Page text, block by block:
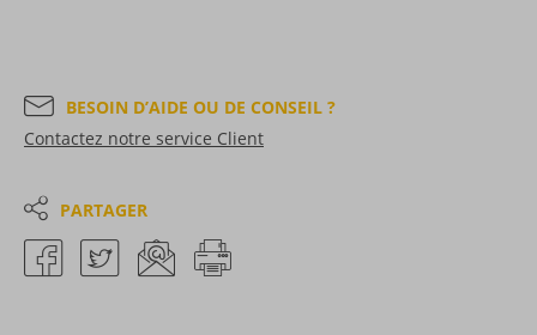
BESOIN D’AIDE OU DE CONSEIL ?
Contactez notre service Client
PARTAGER